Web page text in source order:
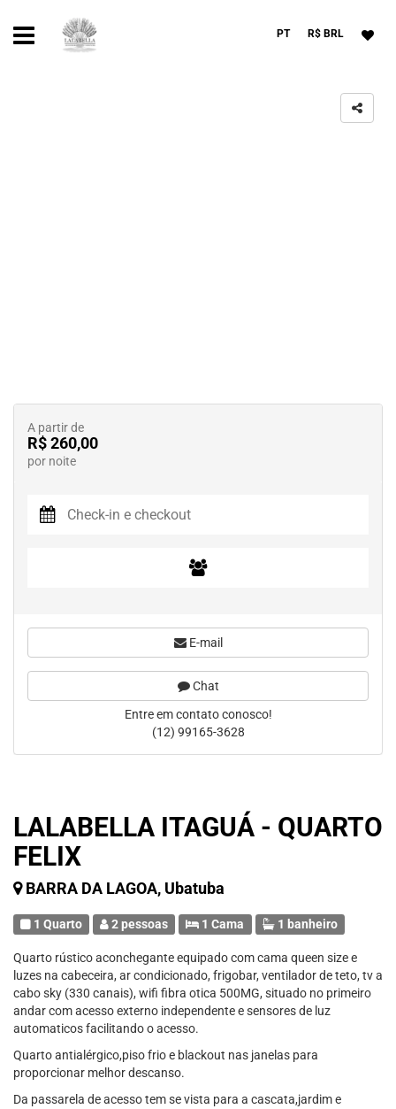
PT R$ BRL
LALABELLA ITAGUÁ - QUARTO
FELIX
BARRA DA LAGOA, Ubatuba
1 Quarto 2 pessoas 1 Cama 1 banheiro
Quarto rústico aconchegante equipado com cama queen size e
luzes na cabeceira, ar condicionado, frigobar, ventilador de teto, tv a
cabo sky (330 canais), wifi fibra otica 500MG, situado no primeiro
andar com acesso externo independente e sensores de luz
automaticos facilitando o acesso.
Quarto antialérgico,piso frio e blackout nas janelas para
proporcionar melhor descanso.
Da passarela de acesso tem se vista para a cascata,jardim e
A partir de
R$ 260,00
por noite
E-mail
Chat
Entre em contato conosco!
(12) 99165-3628